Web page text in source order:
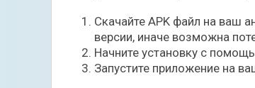
Скачайте APK файл на ваш
версии, иначе возможна
Начните установку с
Запустите приложение на